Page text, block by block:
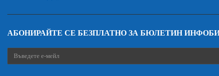
АБОНИРАЙТЕ СЕ БЕЗПЛАТНО ЗА БЮЛЕТИН